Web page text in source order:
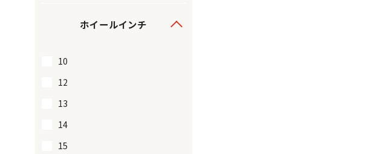
ホイールインチ
10
12
13
14
15